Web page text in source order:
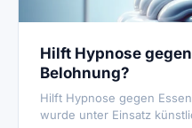
Hilft Hypnose
Belohnung?
Hilft Hypnose gegen
wurde unter Einsatz